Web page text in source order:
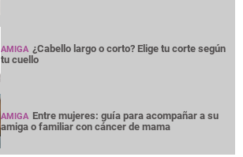
AMIGA ¿Cabello largo o corto? Elige tu corte según
tu cuello
AMIGA Entre mujeres: guía para acompañar a su
amiga o familiar con cáncer de mama